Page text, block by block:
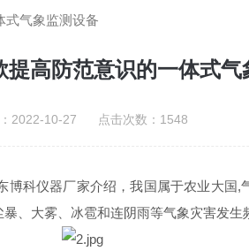
式气象监测设备
提高防范意识的一体式气
：2022-10-27 点击次数：1548
科仪器厂家介绍，我国属于农业大国
、大雾、冰雹和连阴雨等气象灾害发生